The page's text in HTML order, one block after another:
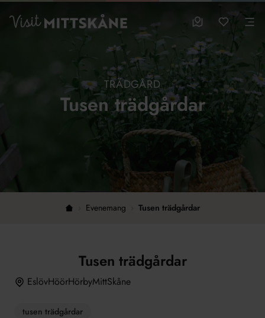
Hoppa till huvudinnehållet
Visit MittSkåne
BesöksmålMina
sparade
TRÄDGÅRD
Tusen trädgårdar
Hem Evenemang Tusen trädgårdar
Tusen trädgårdar
EslövHöörHörbyMittSkåne
tusen trädgårdar